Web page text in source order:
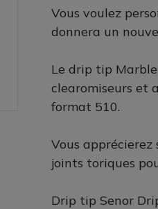
Vous voulez
donnera un
Le drip tip
clearomiseurs et
format 510.
Vous apprécierez
joints toriques
Drip tip Senor